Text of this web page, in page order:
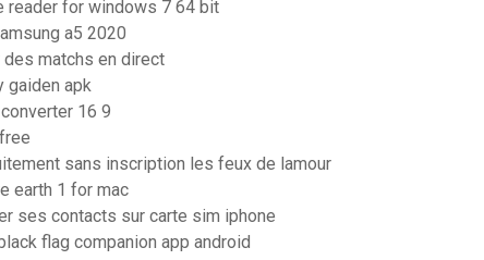
reader for windows 7 64 bit
a5 2020
matchs en direct
gaiden apk
16 9
sans inscription les feux de lamour
earth 1 for mac
ses contacts sur carte sim iphone
flag companion app android